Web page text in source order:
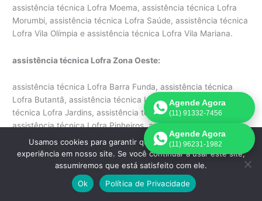
assistência técnica Lofra Moema, assistência técnica Lofra
Morumbi, assistência técnica Lofra Saúde, assistência técnica
Lofra Vila Olímpia e assistência técnica Lofra Vila Mariana.
assistência técnica Lofra Zona Oeste:
assistência técnica Lofra Barra Funda, assistência técnica
Lofra Butantã, assistência técnica Lofra Jaguaré, assistência
técnica Lofra Jardins, assistência técnica Lofra Lapa,
assistência técnica Lofra Pinheiros, assistência técnica Lofra
Perdizes, assistência técnica Lofra Vila Leopoldina
e assistência técnica Lofra Vila Madalena.
assistência técnica Lofra Outros Municípios:
Agende Agora
(11) 91332-7456
Agende Agora
(11) 96231-1982
Usamos cookies para garantir que oferecemos a melhor
experiência em nosso site. Se você continuar a usar este site,
assumiremos que está satisfeito com ele.
Ok
Política de Privacidade